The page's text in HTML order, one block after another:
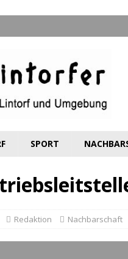
SPORT
Redaktion Nachbarschaft